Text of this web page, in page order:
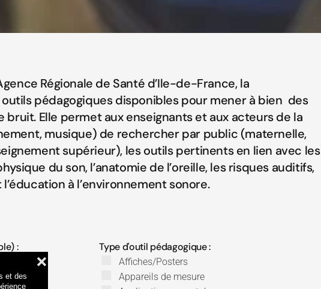
et des
❌
Régionale de Santé d’Ile-de-France, la
pédagogiques disponibles pour mener à bien des
Elle permet aux enseignants et aux acteurs de la
musique) de rechercher par public (maternelle,
supérieur), les outils pertinents en lien avec les
du son, l’anatomie de l’oreille, les risques auditifs,
à l’environnement sonore.
: Type d'outil pédagogique :
Affiches/Posters
Appareils de mesure